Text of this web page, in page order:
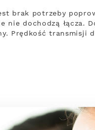
brak potrzeby
dochodzą łącza.
Prędkość transmisji